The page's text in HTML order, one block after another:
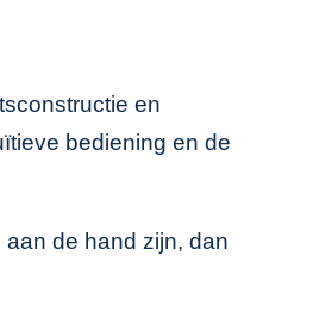
en
bediening en de
de hand zijn, dan